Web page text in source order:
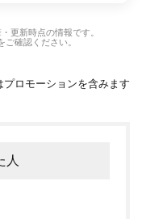
更新時点の情報です。
確認ください。
プロモーションを含みます
人